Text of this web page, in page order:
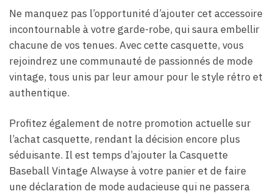
Ne manquez pas l’opportunité d’ajouter cet accessoire
incontournable à votre garde-robe, qui saura embellir
chacune de vos tenues. Avec cette casquette, vous
rejoindrez une communauté de passionnés de mode
vintage, tous unis par leur amour pour le style rétro et
authentique.
Profitez également de notre promotion actuelle sur
l’achat casquette, rendant la décision encore plus
séduisante. Il est temps d’ajouter la Casquette
Baseball Vintage Alwayse à votre panier et de faire
une déclaration de mode audacieuse qui ne passera